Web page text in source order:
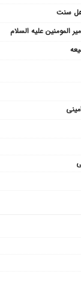
سنت
المومنین علیه السلام